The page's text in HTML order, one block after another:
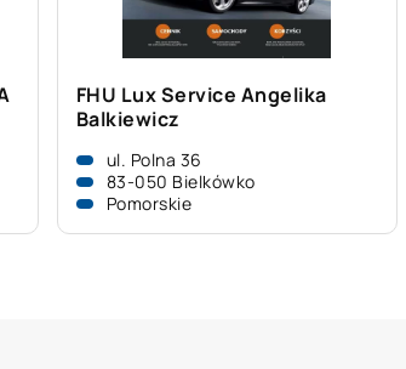
FHU Lux Service Angelika
Balkiewicz
ul. Polna 36
83-050 Bielkówko
Pomorskie